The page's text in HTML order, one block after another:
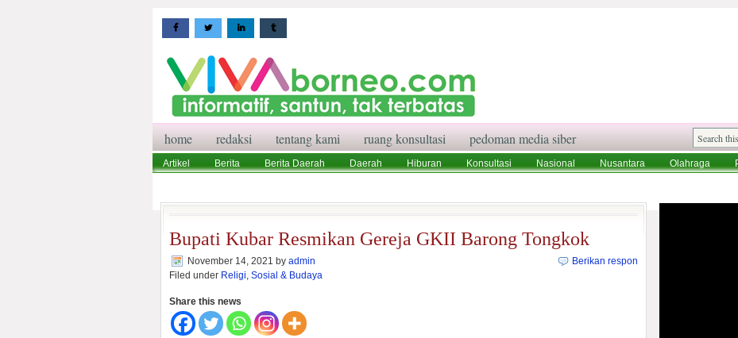
home redaksi tentang kami ruang konsultasi pedoman media siber
Artikel Berita Berita Daerah Daerah Hiburan Konsultasi Nasional Nusantara Olahraga
Bupati Kubar Resmikan Gereja GKII Barong Tongkok
November 14, 2021 by admin
Filed under Religi, Sosial & Budaya
Berikan respon
Share this news